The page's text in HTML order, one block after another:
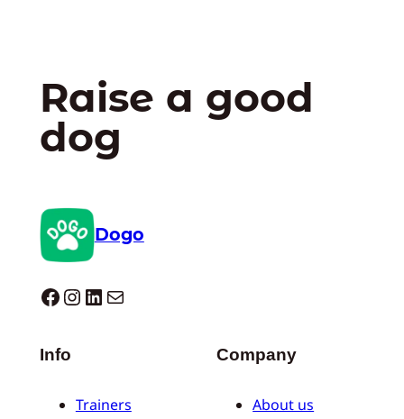
Raise a good
dog
Dogo
Dogo facebook InstagramLinkedIn E-mail
Info
Trainers
Company
About us